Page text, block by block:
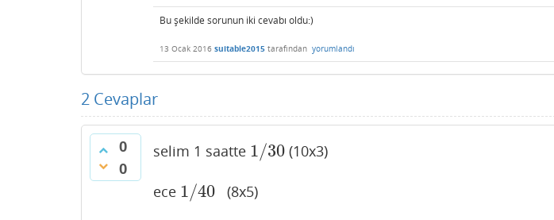
Bu şekilde sorunun iki cevabı oldu:)
13 Ocak 2016 suitable2015 tarafından yorumlandı
2 Cevaplar
0
0
selim 1 saatte 1/30
1/30 (10x3)
ece 1/40
1/40 (8x5)